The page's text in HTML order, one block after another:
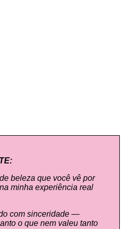
beleza que você vê por
minha experiência real
com sinceridade —
o que nem valeu tanto